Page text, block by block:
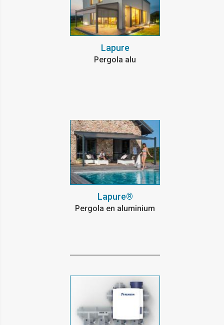
Lapure
Pergola alu
Lapure®
Pergola en aluminium